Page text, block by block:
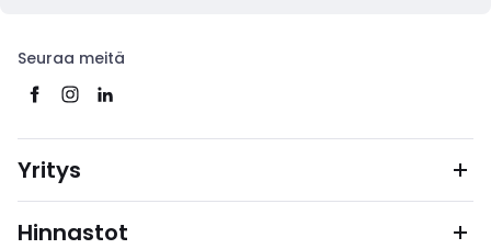
Seuraa meitä
Yritys
Hinnastot